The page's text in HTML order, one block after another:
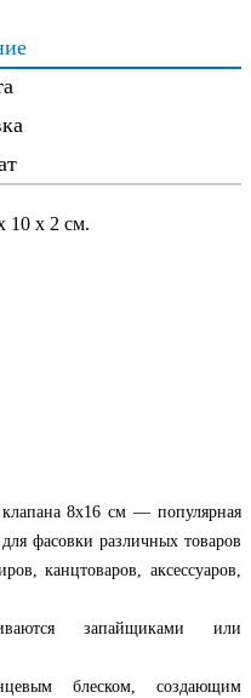
10 x 2 см.
8x16 см — популярная
фасовки различных товаров
канцтоваров, аксессуаров,
запайщиками или
блеском, создающим